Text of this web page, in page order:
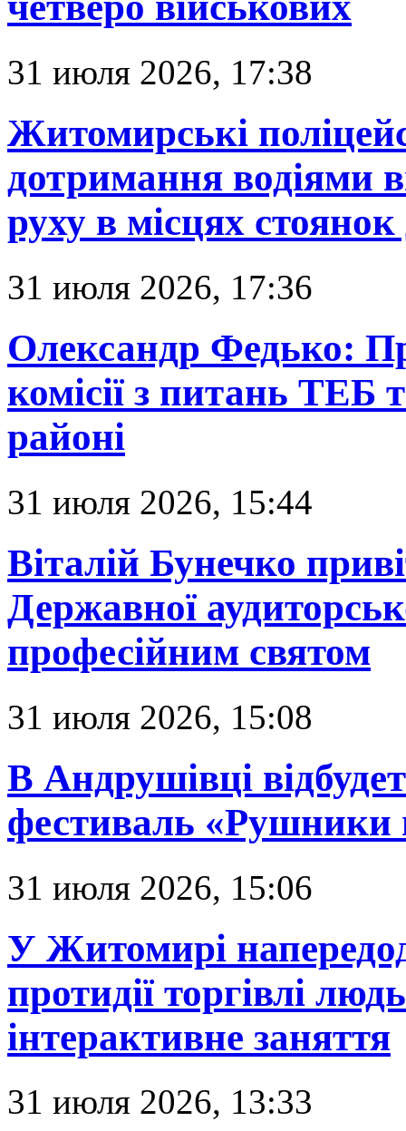
31 июля 2026, 17:38
Житомирські
дотримання водіями
руху в місцях стоянок
31 июля 2026, 17:36
Олександр Федько:
комісії з питань
районі
31 июля 2026, 15:44
Віталій Бунечко
Державної
професійним святом
31 июля 2026, 15:08
В Андрушівці
фестиваль «Рушники
31 июля 2026, 15:06
У Житомирі
протидії торгівлі
інтерактивне заняття
31 июля 2026, 13:33